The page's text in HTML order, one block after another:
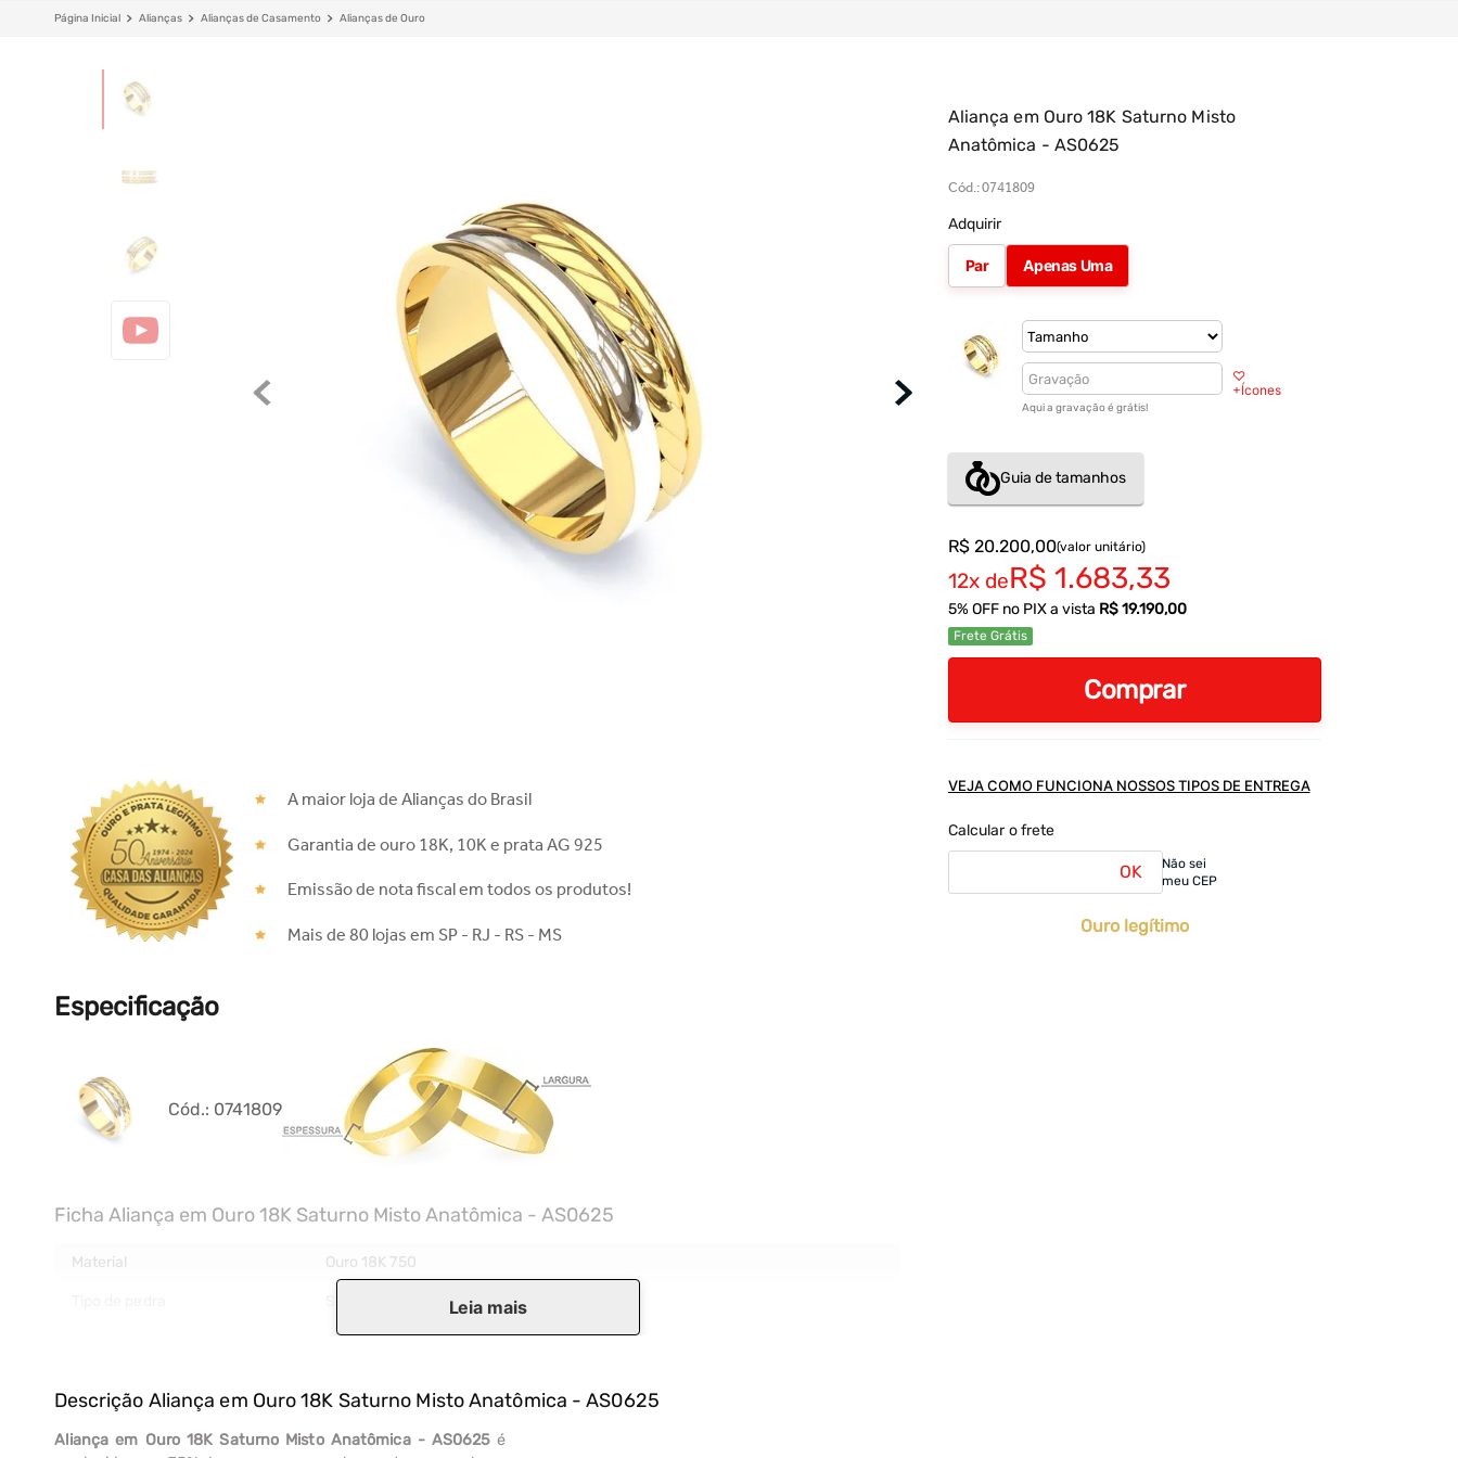
Alianças Alianças de Casamento Alianças de Ouro
A maior loja de Alianças do Brasil
Garantia de ouro 18K, 10K e prata AG 925
Emissão de nota fiscal em todos os produtos!
Mais de 80 lojas em SP - RJ - RS - MS
Especificação
Cód.: 0741809
Ficha Aliança em Ouro 18K Saturno Misto Anatômica - AS0625
Material Ouro 18K 750
Anatômica
Leia mais
Descrição Aliança em Ouro 18K Saturno Misto Anatômica - AS0625
Aliança em Ouro 18K Saturno Misto Anatômica - AS0625 é
Aliança em Ouro 18K Saturno Misto
Anatômica - AS0625
Cód.:0741809
Adquirir
Par Apenas Uma
♡
+Ícones
Aqui a gravação é grátis!
Guia de tamanhos
R$ 20.200,00(valor unitário)
12x deR$ 1.683,33
5% OFF no PIX a vista R$ 19.190,00
Frete Grátis
Comprar
VEJA COMO FUNCIONA NOSSOS TIPOS DE ENTREGA
Calcular o frete
OK
Não sei
meu CEP
Ouro legítimo